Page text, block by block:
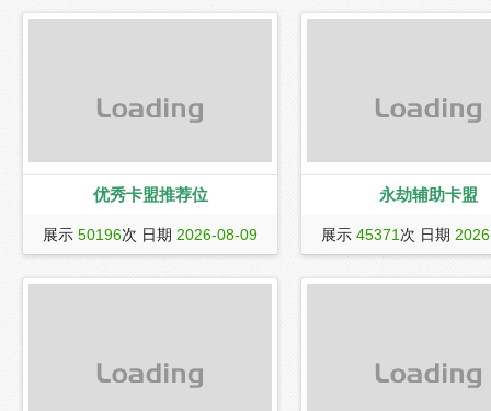
敬的数字产业系统类型团队，打造全国
优秀卡盟推荐位
dsadsadsadsa
展示 50196次 日期 2026-08-09
永劫辅助卡盟
909卡盟(www.909km.com)本
展示 45371 次 日期